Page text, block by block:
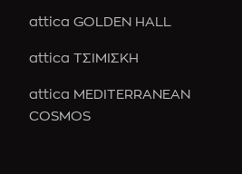
attica GOLDEN HALL
attica ΤΣΙΜΙΣΚΗ
attica MEDITERRANEAN
COSMOS